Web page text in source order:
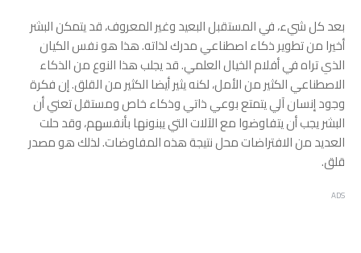
بعد كل شيء، في المستقبل البعيد وغير المعروف، قد يتمكن البشر
أخيرا من تطوير ذكاء اصطناعي مدرك لذاته. هذا هو نفس الكيان
الذي تراه في أفلام الخيال العلمي. قد يجلب هذا النوع من الذكاء
الاصطناعي الكثير من الأمل، لكنه يثير أيضا الكثير من القلق. إن فكرة
وجود إنسان آلي يتمتع بوعي ذاتي وذكاء خاص ومستقل تعني أن
البشر يجب أن يتفاوضوا مع الآلات التي يبنونها بأنفسهم، وقد حلت
العديد من الافتراضات محل نتيجة هذه المفاوضات. لذلك هو مصدر
قلق.
ADS